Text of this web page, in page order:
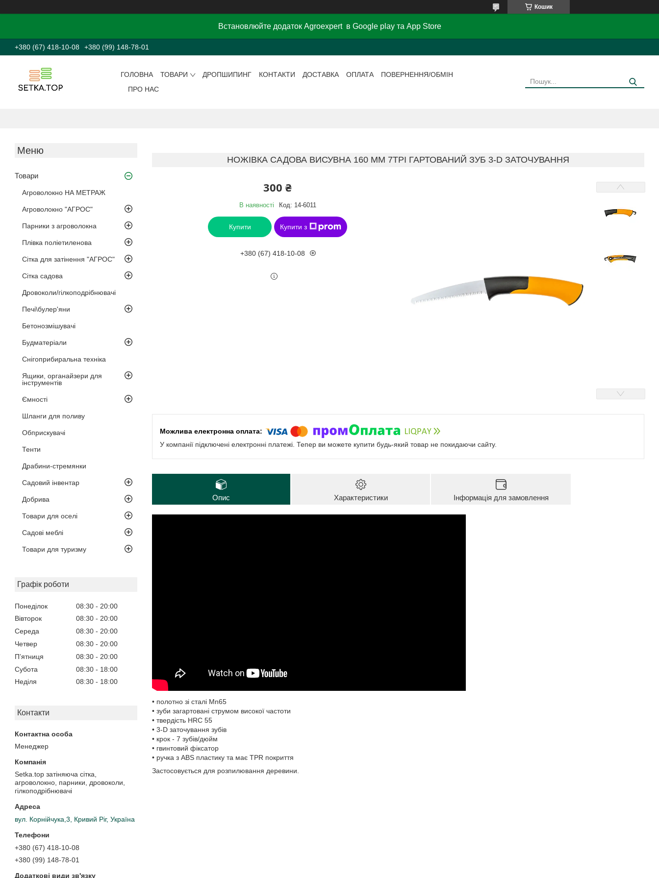
Кошик
Встановлюйте додаток Agroexpert в Google play та App Store
+380 (67) 418-10-08 +380 (99) 148-78-01
ГОЛОВНА ТОВАРИ ДРОПШИПИНГ КОНТАКТИ ДОСТАВКА ОПЛАТА
ПОВЕРНЕННЯ/ОБМІН
ПРО НАС
Товари
Агроволокно НА МЕТРАЖ
Агроволокно "АГРОС"
Парники з агроволокна
Плівка поліетиленова
Сітка для затінення "АГРОС"
Сітка садова
Дровоколи/гілкоподрібнювачі
Печі\булер'яни
Бетонозмішувачі
Будматеріали
Снігоприбиральна техніка
Ящики, органайзери для
інструментів
Ємності
Шланги для поливу
Обприскувачі
Тенти
Драбини-стремянки
Садовий інвентар
Добрива
Товари для оселі
Садові меблі
Товари для туризму
Графік роботи
Понеділок 08:30
20:00
Вівторок
08:30
20:00
Середа
08:30
20:00
Четвер
08:30
20:00
Пʼятниця
08:30
20:00
Субота
08:30
18:00
Неділя
08:30 18:00
Контакти
Менеджер
Setka.top затіняюча сітка,
агроволокно, парники, дровоколи,
гілкоподрібнювачі
вул. Корнійчука,3, Кривий Ріг, Україна
+380 (67) 418-10-08
+380 (99) 148-78-01
НОЖІВКА САДОВА ВИСУВНА 160 ММ 7TPI ГАРТОВАНИЙ ЗУБ 3-D ЗАТОЧУВАННЯ
300 ₴
В наявності Код: 14-6011
Купити Купити з
+380 (67) 418-10-08
У компанії підключені електронні платежі. Тепер ви можете купити будь-який товар не покидаючи сайту.
Опис Характеристики Інформація для замовлення
• полотно зі сталі Mn65
• зуби загартовані струмом високої частоти
• твердість HRC 55
• 3-D заточування зубів
• крок - 7 зубів/дюйм
• гвинтовий фіксатор
• ручка з ABS пластику та має TPR покриття
Застосовується для розпилювання деревини.